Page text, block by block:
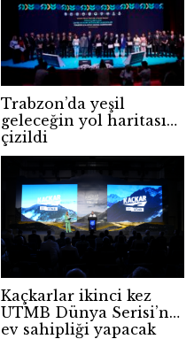
Trabzon’da yeşil
geleceğin yol haritası
çizildi
Kaçkarlar ikinci kez
UTMB Dünya Serisi’ne
ev sahipliği yapacak